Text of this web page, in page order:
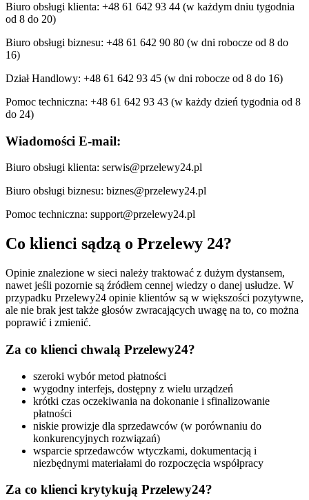
Biuro obsługi klienta: +48 61 642 93 44 (w każdym dniu tygodnia
od 8 do 20)
Biuro obsługi biznesu: +48 61 642 90 80 (w dni robocze od 8 do
16)
Dział Handlowy: +48 61 642 93 45 (w dni robocze od 8 do 16)
Pomoc techniczna: +48 61 642 93 43 (w każdy dzień tygodnia od 8
do 24)
Wiadomości E-mail:
Biuro obsługi klienta: serwis@przelewy24.pl
Biuro obsługi biznesu: biznes@przelewy24.pl
Pomoc techniczna: support@przelewy24.pl
Co klienci sądzą o Przelewy 24?
Opinie znalezione w sieci należy traktować z dużym dystansem,
nawet jeśli pozornie są źródłem cennej wiedzy o danej usłudze. W
przypadku Przelewy24 opinie klientów są w większości pozytywne,
ale nie brak jest także głosów zwracających uwagę na to, co można
poprawić i zmienić.
Za co klienci chwalą Przelewy24?
szeroki wybór metod płatności
wygodny interfejs, dostępny z wielu urządzeń
krótki czas oczekiwania na dokonanie i sfinalizowanie
płatności
niskie prowizje dla sprzedawców (w porównaniu do
konkurencyjnych rozwiązań)
wsparcie sprzedawców wtyczkami, dokumentacją i
niezbędnymi materiałami do rozpoczęcia współpracy
Za co klienci krytykują Przelewy24?